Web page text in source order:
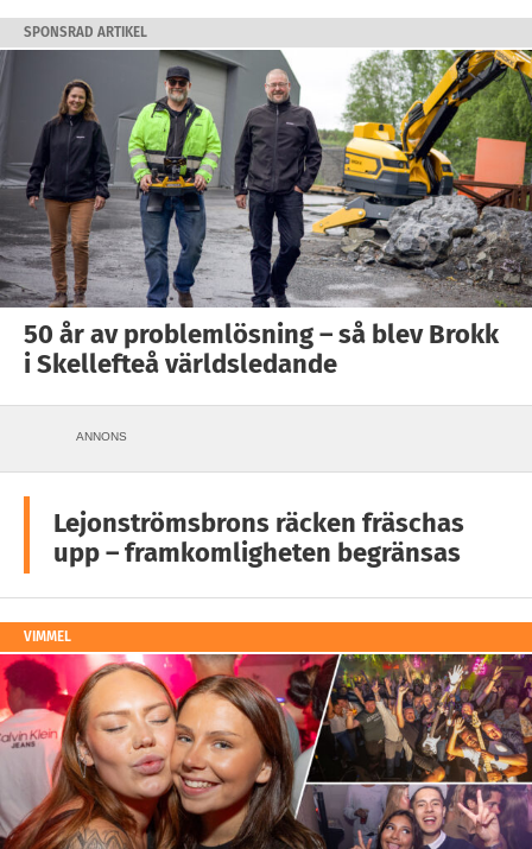
SPONSRAD ARTIKEL
50 år av problemlösning – så blev Brokk
i Skellefteå världsledande
ANNONS
Lejonströmsbrons räcken fräschas
upp – framkomligheten begränsas
VIMMEL